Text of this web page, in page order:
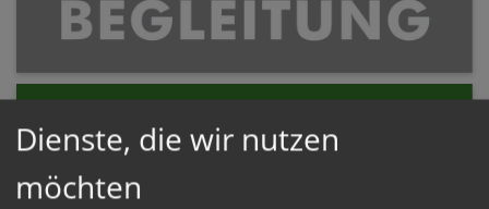
Dienste, die wir nutzen
möchten